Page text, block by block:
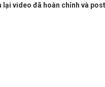
lại video đã hoàn chỉnh và